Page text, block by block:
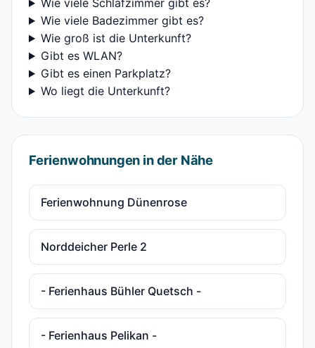
Wie viele Schlafzimmer gibt es?
Wie viele Badezimmer gibt es?
Wie groß ist die Unterkunft?
Gibt es WLAN?
Gibt es einen Parkplatz?
Wo liegt die Unterkunft?
Ferienwohnungen in der Nähe
Ferienwohnung Dünenrose
Norddeicher Perle 2
- Ferienhaus Bühler Quetsch -
- Ferienhaus Pelikan -